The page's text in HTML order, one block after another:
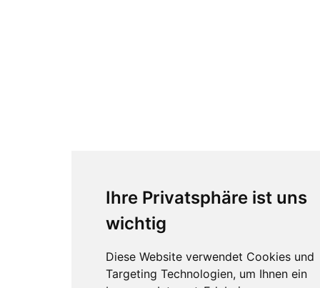
Ihre Privatsphäre ist uns
wichtig
Diese Website verwendet Cookies und
Targeting Technologien, um Ihnen ein